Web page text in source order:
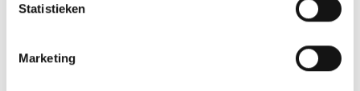
Statistieken
Marketing Olang - Olympus Snowboot